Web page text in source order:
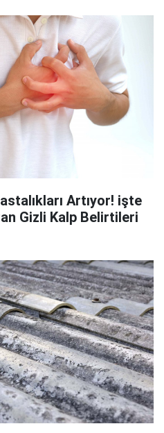
Artıyor! işte
Gizli Kalp Belirtileri